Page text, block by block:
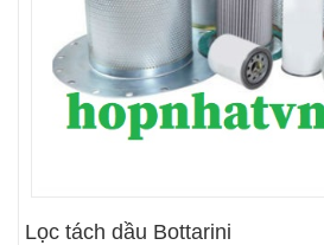
Lọc tách dầu Bottarini